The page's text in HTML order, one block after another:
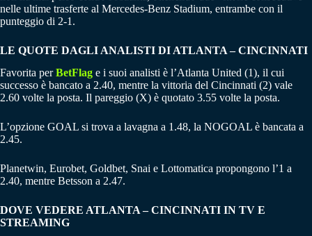
nelle ultime trasferte al Mercedes-Benz Stadium, entrambe con il
punteggio di 2-1.
LE QUOTE DAGLI ANALISTI DI ATLANTA – CINCINNATI
Favorita perBetFlag e i suoi analisti è l’Atlanta United (1), il cui
successo è bancato a 2.40, mentre la vittoria del Cincinnati (2) vale
2.60 volte la posta. Il pareggio (X) è quotato 3.55 volte la posta.
L’opzione GOAL si trova a lavagna a 1.48, la NOGOAL è bancata a
2.45.
Planetwin, Eurobet, Goldbet, Snai e Lottomatica propongono l’1 a
2.40, mentre Betsson a 2.47.
DOVE VEDERE ATLANTA – CINCINNATI IN TV E
STREAMING